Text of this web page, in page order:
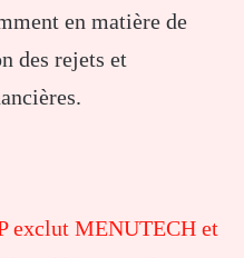
en matière de
des rejets et
exclut MENUTECH et